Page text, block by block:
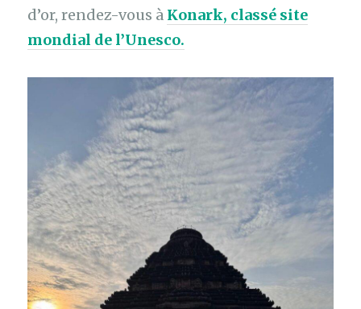
d’or, rendez-vous à Konark, classé site
mondial de l’Unesco.